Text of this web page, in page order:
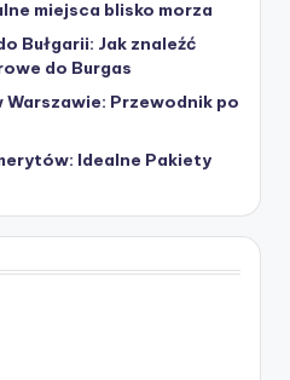
miejsca blisko morza
Bułgarii: Jak znaleźć
do Burgas
Warszawie: Przewodnik po
Idealne Pakiety